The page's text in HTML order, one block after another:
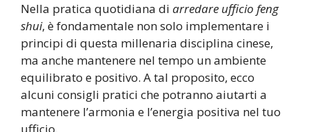
Nella pratica quotidiana di arredare ufficio feng
shui, è fondamentale non solo implementare i
principi di questa millenaria disciplina cinese,
ma anche mantenere nel tempo un ambiente
equilibrato e positivo. A tal proposito, ecco
alcuni consigli pratici che potranno aiutarti a
mantenere l’armonia e l’energia positiva nel tuo